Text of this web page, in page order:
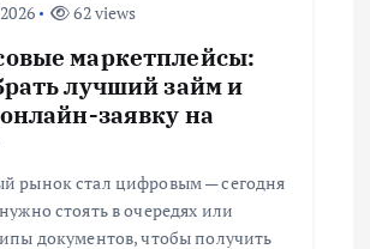
62 views
маркетплейсы:
лучший займ и
заявку на
рынок стал цифровым — сегодня
стоять в очередях или
документов, чтобы получить